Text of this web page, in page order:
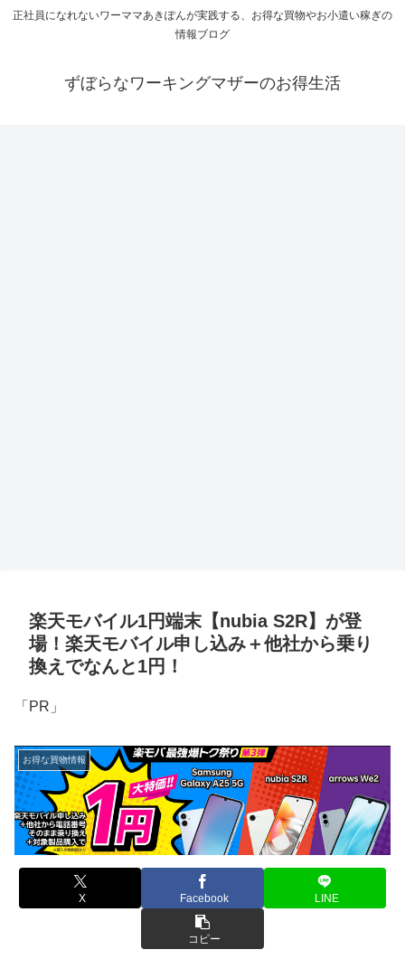
正社員になれないワーママあきぽんが実践する、お得な買物やお小遣い稼ぎの
情報ブログ
ずぼらなワーキングマザーのお得生活
楽天モバイル1円端末【nubia S2R】が登
場！楽天モバイル申し込み＋他社から乗り
換えでなんと1円！
「PR」
お得な買物情報
X Facebook LINE
コピー